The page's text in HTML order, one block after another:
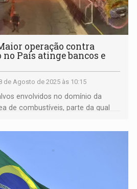
operação contra
País atinge bancos e
de Agosto de 2025 às 10:15
envolvidos no domínio da
de combustíveis, parte da qual